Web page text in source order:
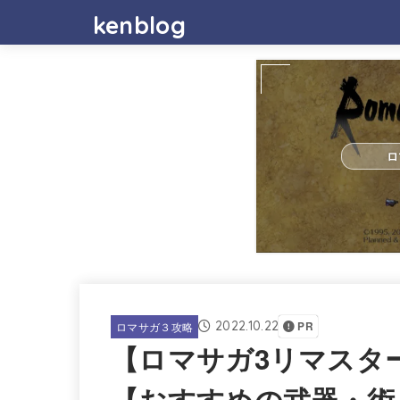
kenblog
ロマサガ３攻略 2022.10.22 PR
【ロマサガ3リマス